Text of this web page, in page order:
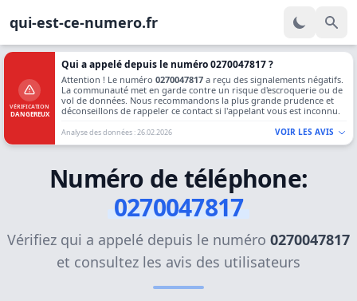
qui-est-ce-numero.fr
VÉRIFICATION
DANGEREUX
Qui a appelé depuis le numéro 0270047817 ?
Attention ! Le numéro 0270047817 a reçu des signalements négatifs.
La communauté met en garde contre un risque d'escroquerie ou de
vol de données. Nous recommandons la plus grande prudence et
déconseillons de rappeler ce contact si l'appelant vous est inconnu.
Analyse des données : 26.02.2026 VOIR LES AVIS
Numéro de téléphone:
0270047817
Vérifiez qui a appelé depuis le numéro 0270047817
et consultez les avis des utilisateurs